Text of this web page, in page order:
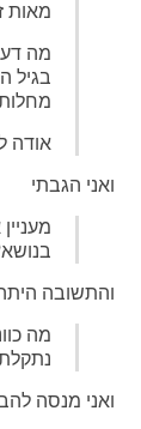
מאות
מה
בגיל
מחלות
אודה
ואני הגבתי
והתשובה
מה
ואני מנסה